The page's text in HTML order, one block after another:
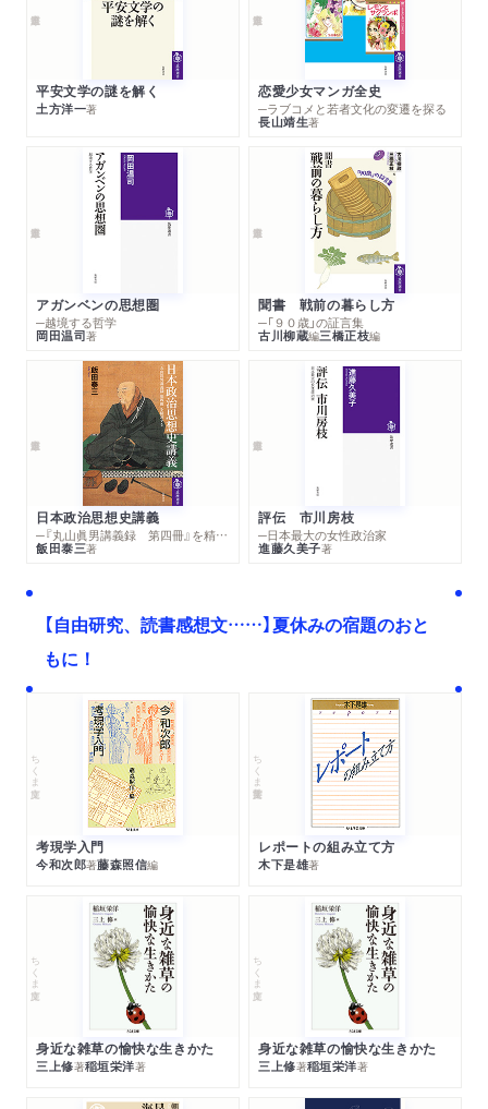
平安文学の謎を解く
土方洋一著
恋愛少女マンガ全史
─ラブコメと若者文化の変遷を探る
長山靖生著
アガンベンの思想圏
─越境する哲学
岡田温司著
聞書 戦前の暮らし方
─「９０歳」の証言集
古川柳蔵編三橋正枝編
日本政治思想史講義
─『丸山眞男講義録 第四冊』を精読する
飯田泰三著
評伝 市川房枝
─日本最大の女性政治家
進藤久美子著
【自由研究、読書感想文……】夏休みの宿題のおと
もに！
ちくま文庫
考現学入門
今和次郎著藤森照信編
ちくま学芸文庫
レポートの組み立て方
木下是雄著
ちくま文庫
身近な雑草の愉快な生きかた
三上修著稲垣栄洋著
ちくま文庫
身近な雑草の愉快な生きかた
三上修著稲垣栄洋著